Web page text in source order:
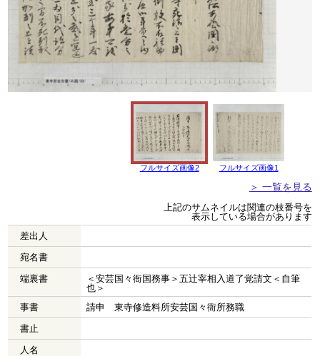
フルサイズ画像2 フルサイズ画像1
＞ 一覧を見る
上記のサムネイルは関連の枝番号を
表示している場合があります
差出人
宛名書
端裏書
＜安芸国々衙国務事＞五辻宰相入道了覚請文＜自筆
也＞
事書
請申 東寺修造料所安芸国々衙所務職
書止
人名